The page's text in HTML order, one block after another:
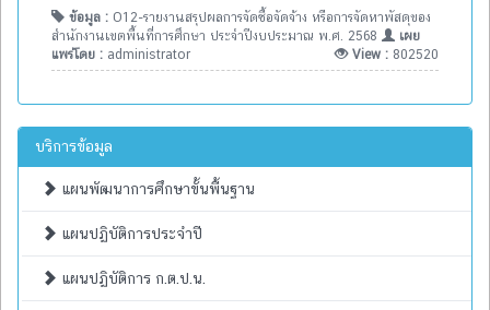
ข้อมูล : O12-รายงานสรุปผลการจัดซื้อจัดจ้าง หรือการจัดหาพัสดุของ
สำนักงานเขตพื้นที่การศึกษา ประจำปีงบประมาณ พ.ศ. 2568
เผย
แพร่โดย : administrator View : 802520
บริการข้อมูล
แผนพัฒนาการศึกษาขั้นพื้นฐาน
แผนปฏิบัติการประจำปี
แผนปฏิบัติการ ก.ต.ป.น.